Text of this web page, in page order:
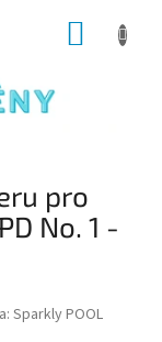
pro
No. 1 -
Sparkly POOL